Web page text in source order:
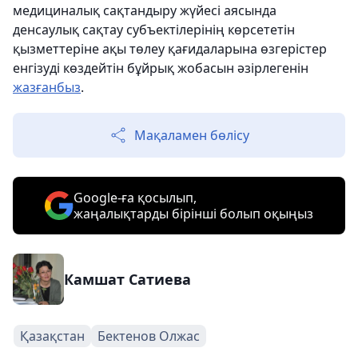
медициналық сақтандыру жүйесі аясында
денсаулық сақтау субъектілерінің көрсететін
қызметтеріне ақы төлеу қағидаларына өзгерістер
енгізуді көздейтін бұйрық жобасын әзірлегенін
жазғанбыз.
Мақаламен бөлісу
Google-ға қосылып,
жаңалықтарды бірінші болып оқыңыз
Камшат Сатиева
Қазақстан Бектенов Олжас